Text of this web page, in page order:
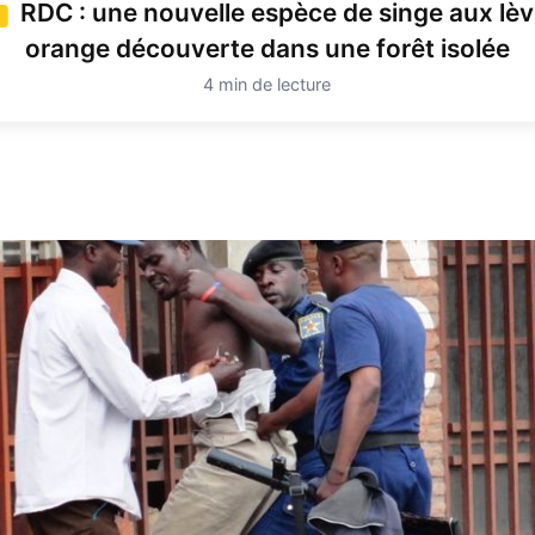
RDC : une nouvelle espèce de singe aux
orange découverte dans une forêt isolée
4 min de lecture